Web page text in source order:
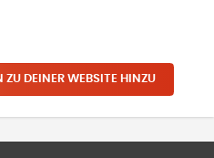
ZU DEINER WEBSITE HINZU